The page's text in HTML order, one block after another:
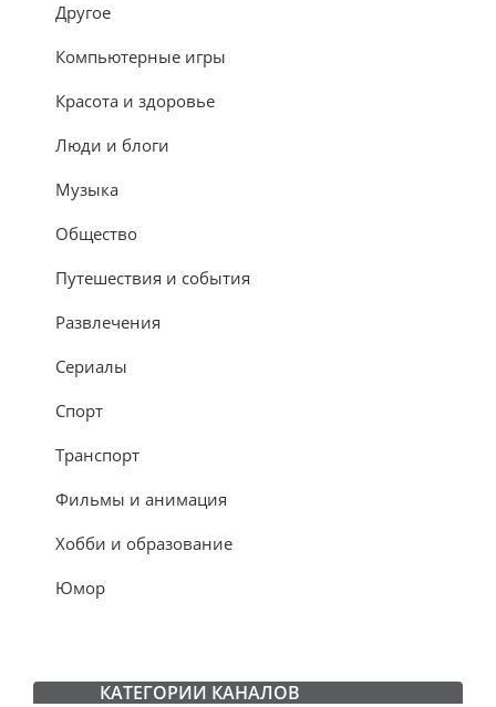
Другое
Компьютерные игры
Красота и здоровье
Люди и блоги
Музыка
Общество
Путешествия и события
Развлечения
Сериалы
Спорт
Транспорт
Фильмы и анимация
Хобби и образование
Юмор
КАТЕГОРИИ КАНАЛОВ